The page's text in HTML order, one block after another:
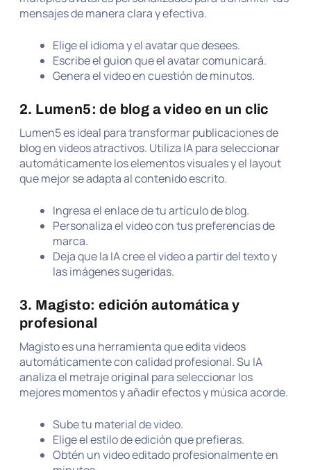
mensajes de manera clara y efectiva.
Elige el idioma y el avatar que desees.
Escribe el guion que el avatar comunicará.
Genera el video en cuestión de minutos.
2. Lumen5: de blog a video en un clic
Lumen5 es ideal para transformar publicaciones de
blog en videos atractivos. Utiliza IA para seleccionar
automáticamente los elementos visuales y el layout
que mejor se adapta al contenido escrito.
Ingresa el enlace de tu artículo de blog.
Personaliza el video con tus preferencias de
marca.
Deja que la IA cree el video a partir del texto y
las imágenes sugeridas.
3. Magisto: edición automática y
profesional
Magisto es una herramienta que edita videos
automáticamente con calidad profesional. Su IA
analiza el metraje original para seleccionar los
mejores momentos y añadir efectos y música acorde.
Sube tu material de video.
Elige el estilo de edición que prefieras.
Obtén un video editado profesionalmente en